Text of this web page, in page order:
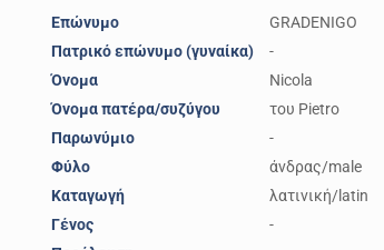
Επώνυμο
GRADENIGO
Πατρικό επώνυμο (γυναίκα)
-
Όνομα
Nicola
Όνομα πατέρα/συζύγου
του Pietro
Παρωνύμιο
-
Φύλο
άνδρας/male
Καταγωγή
λατινική/latin
Γένος
-